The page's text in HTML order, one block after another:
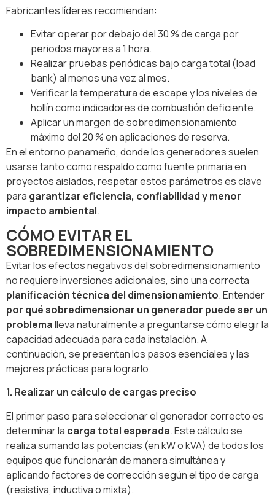
Fabricantes líderes recomiendan:
Evitar operar por debajo del 30 % de carga por
periodos mayores a 1 hora.
Realizar pruebas periódicas bajo carga total (load
bank) al menos una vez al mes.
Verificar la temperatura de escape y los niveles de
hollín como indicadores de combustión deficiente.
Aplicar un margen de sobredimensionamiento
máximo del 20 % en aplicaciones de reserva.
En el entorno panameño, donde los generadores suelen
usarse tanto como respaldo como fuente primaria en
proyectos aislados, respetar estos parámetros es clave
para garantizar eficiencia, confiabilidad y menor
impacto ambiental.
CÓMO EVITAR EL
SOBREDIMENSIONAMIENTO
Evitar los efectos negativos del sobredimensionamiento
no requiere inversiones adicionales, sino una correcta
planificación técnica del dimensionamiento. Entender
por qué sobredimensionar un generador puede ser un
problemalleva naturalmente a preguntarse cómo elegir la
capacidad adecuada para cada instalación. A
continuación, se presentan los pasos esenciales y las
mejores prácticas para lograrlo.
1. Realizar un cálculo de cargas preciso
El primer paso para seleccionar el generador correcto es
determinar la carga total esperada. Este cálculo se
realiza sumando las potencias (en kW o kVA) de todos los
equipos que funcionarán de manera simultánea y
aplicando factores de corrección según el tipo de carga
(resistiva, inductiva o mixta).